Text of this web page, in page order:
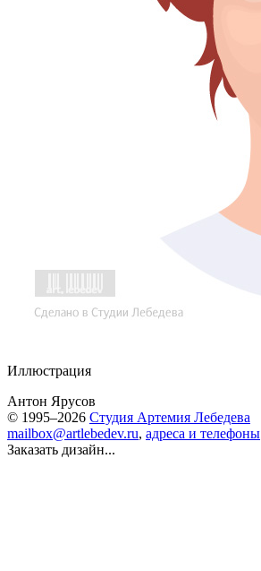
Иллюстрация
Антон Ярусов
© 1995–2026 Студия Артемия Лебедева
mailbox@artlebedev.ru, адреса и телефоны
Заказать дизайн...